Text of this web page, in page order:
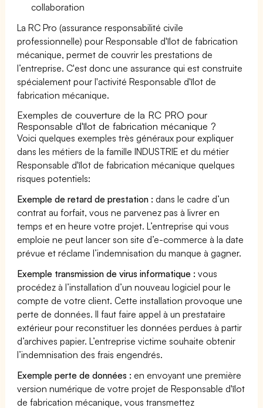
collaboration
La RC Pro (assurance responsabilité civile
professionnelle) pour Responsable d'îlot de fabrication
mécanique, permet de couvrir les prestations de
l’entreprise. C'est donc une assurance qui est construite
spécialement pour l'activité Responsable d'îlot de
fabrication mécanique.
Exemples de couverture de la RC PRO pour
Responsable d'îlot de fabrication mécanique ?
Voici quelques exemples très généraux pour expliquer
dans les métiers de la famille INDUSTRIE et du métier
Responsable d'îlot de fabrication mécanique quelques
risques potentiels:
Exemple de retard de prestation : dans le cadre d’un
contrat au forfait, vous ne parvenez pas à livrer en
temps et en heure votre projet. L’entreprise qui vous
emploie ne peut lancer son site d’e-commerce à la date
prévue et réclame l’indemnisation du manque à gagner.
Exemple transmission de virus informatique : vous
procédez à l’installation d’un nouveau logiciel pour le
compte de votre client. Cette installation provoque une
perte de données. Il faut faire appel à un prestataire
extérieur pour reconstituer les données perdues à partir
d’archives papier. L’entreprise victime souhaite obtenir
l’indemnisation des frais engendrés.
Exemple perte de données : en envoyant une première
version numérique de votre projet de Responsable d'îlot
de fabrication mécanique, vous transmettez